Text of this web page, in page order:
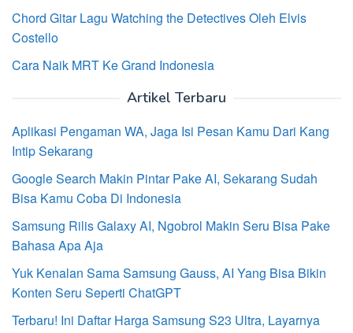
Chord Gitar Lagu Watching the Detectives Oleh Elvis
Costello
Cara Naik MRT Ke Grand Indonesia
Artikel Terbaru
Aplikasi Pengaman WA, Jaga Isi Pesan Kamu Dari Kang
Intip Sekarang
Google Search Makin Pintar Pake AI, Sekarang Sudah
Bisa Kamu Coba Di Indonesia
Samsung Rilis Galaxy AI, Ngobrol Makin Seru Bisa Pake
Bahasa Apa Aja
Yuk Kenalan Sama Samsung Gauss, AI Yang Bisa Bikin
Konten Seru Seperti ChatGPT
Terbaru! Ini Daftar Harga Samsung S23 Ultra, Layarnya